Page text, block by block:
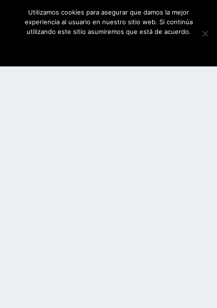
Utilizamos cookies para asegurar que damos la mejor
experiencia al usuario en nuestro sitio web. Si continúa
utilizando este sitio asumiremos que está de acuerdo.